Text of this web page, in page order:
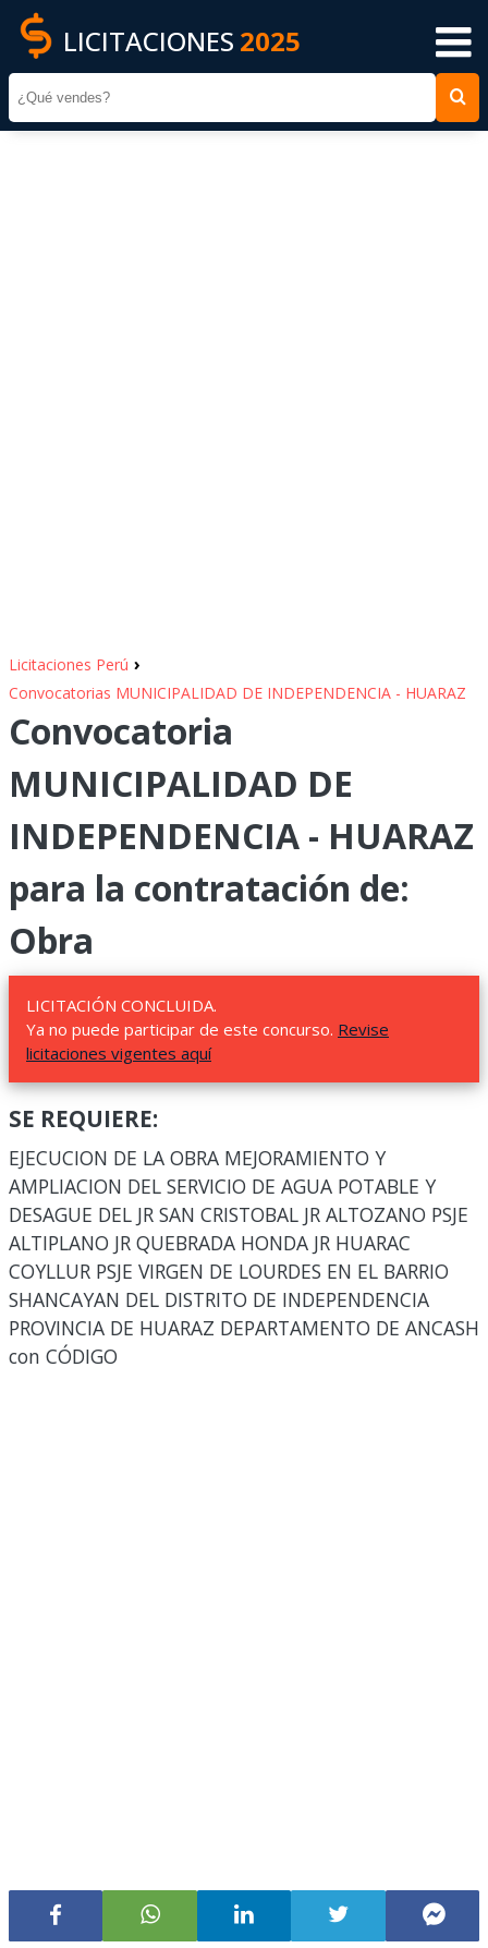
LICITACIONES 2025
Licitaciones Perú ›
Convocatorias MUNICIPALIDAD DE INDEPENDENCIA - HUARAZ
Convocatoria
MUNICIPALIDAD DE
INDEPENDENCIA - HUARAZ
para la contratación de:
Obra
LICITACIÓN CONCLUIDA.
Ya no puede participar de este concurso. Revise
licitaciones vigentes aquí
SE REQUIERE:
EJECUCION DE LA OBRA MEJORAMIENTO Y
AMPLIACION DEL SERVICIO DE AGUA POTABLE Y
DESAGUE DEL JR SAN CRISTOBAL JR ALTOZANO PSJE
ALTIPLANO JR QUEBRADA HONDA JR HUARAC
COYLLUR PSJE VIRGEN DE LOURDES EN EL BARRIO
SHANCAYAN DEL DISTRITO DE INDEPENDENCIA
PROVINCIA DE HUARAZ DEPARTAMENTO DE ANCASH
con CÓDIGO